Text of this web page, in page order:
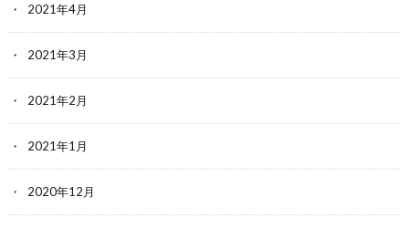
2021年4月
2021年3月
2021年2月
2021年1月
2020年12月